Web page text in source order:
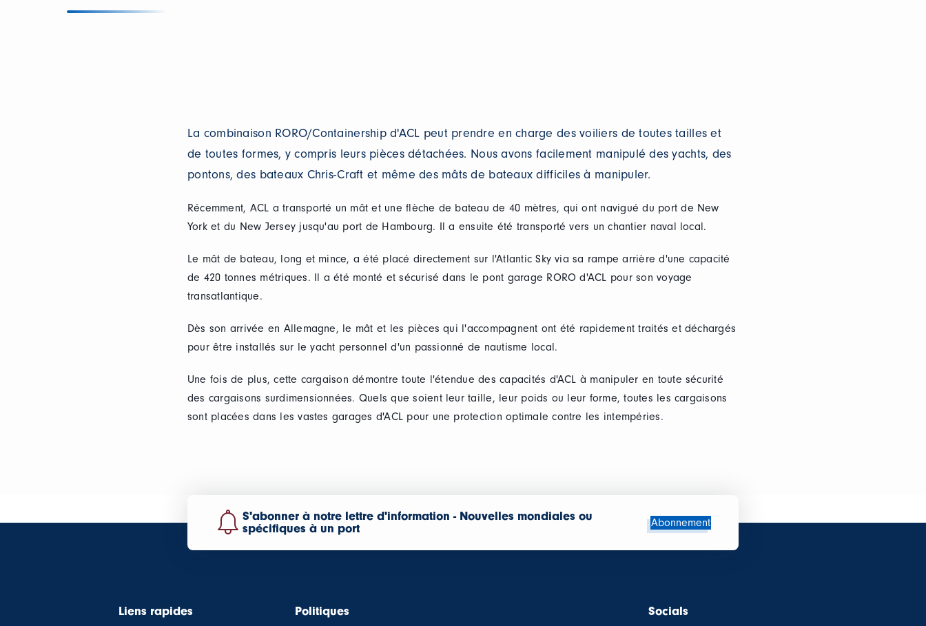
La combinaison RORO/Containership d'ACL peut prendre en charge des voiliers de toutes tailles et
de toutes formes, y compris leurs pièces détachées. Nous avons facilement manipulé des yachts, des
pontons, des bateaux Chris-Craft et même des mâts de bateaux difficiles à manipuler.
Récemment, ACL a transporté un mât et une flèche de bateau de 40 mètres, qui ont navigué du port de New
York et du New Jersey jusqu'au port de Hambourg. Il a ensuite été transporté vers un chantier naval local.
Le mât de bateau, long et mince, a été placé directement sur l'Atlantic Sky via sa rampe arrière d'une capacité
de 420 tonnes métriques. Il a été monté et sécurisé dans le pont garage RORO d'ACL pour son voyage
transatlantique.
Dès son arrivée en Allemagne, le mât et les pièces qui l'accompagnent ont été rapidement traités et déchargés
pour être installés sur le yacht personnel d'un passionné de nautisme local.
Une fois de plus, cette cargaison démontre toute l'étendue des capacités d'ACL à manipuler en toute sécurité
des cargaisons surdimensionnées. Quels que soient leur taille, leur poids ou leur forme, toutes les cargaisons
sont placées dans les vastes garages d'ACL pour une protection optimale contre les intempéries.
S'abonner à notre lettre d'information - Nouvelles mondiales ou
spécifiques à un port
Abonnement
Liens rapides Politiques Socials